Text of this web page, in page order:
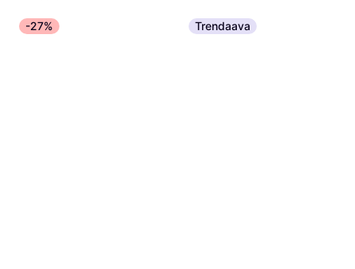
Only Madison Blush Hw Wide
-27% Trendaava